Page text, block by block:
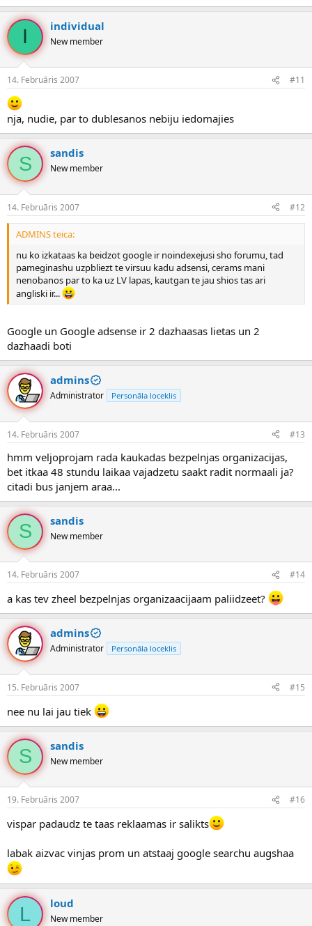
I individual
New member
14. Februāris 2007 #11
nja, nudie, par to dublesanos nebiju iedomajies
S sandis
New member
14. Februāris 2007 #12
ADMINS teica:
nu ko izkataas ka beidzot google ir noindexejusi sho forumu, tad
pameginashu uzpbliezt te virsuu kadu adsensi, cerams mani
nenobanos par to ka uz LV lapas, kautgan te jau shios tas ari
angliski ir...
Google un Google adsense ir 2 dazhaasas lietas un 2
dazhaadi boti
admins
Administrator Personāla loceklis
14. Februāris 2007 #13
hmm veljoprojam rada kaukadas bezpelnjas organizacijas,
bet itkaa 48 stundu laikaa vajadzetu saakt radit normaali ja?
citadi bus janjem araa...
S sandis
New member
14. Februāris 2007 #14
a kas tev zheel bezpelnjas organizaacijaam paliidzeet?
admins
Administrator Personāla loceklis
15. Februāris 2007 #15
nee nu lai jau tiek
S sandis
New member
19. Februāris 2007 #16
vispar padaudz te taas reklaamas ir salikts
labak aizvac vinjas prom un atstaaj google searchu augshaa
L loud
New member